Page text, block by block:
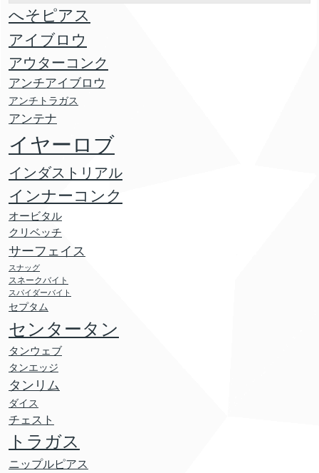
へそピアス
アイブロウ
アウターコンク
アンチアイブロウ
アンチトラガス
アンテナ
イヤーロブ
インダストリアル
インナーコンク
オービタル
クリベッチ
サーフェイス
スナッグ
スネークバイト
スパイダーバイト
セプタム
センタータン
タンウェブ
タンエッジ
タンリム
ダイス
チェスト
トラガス
ニップルピアス